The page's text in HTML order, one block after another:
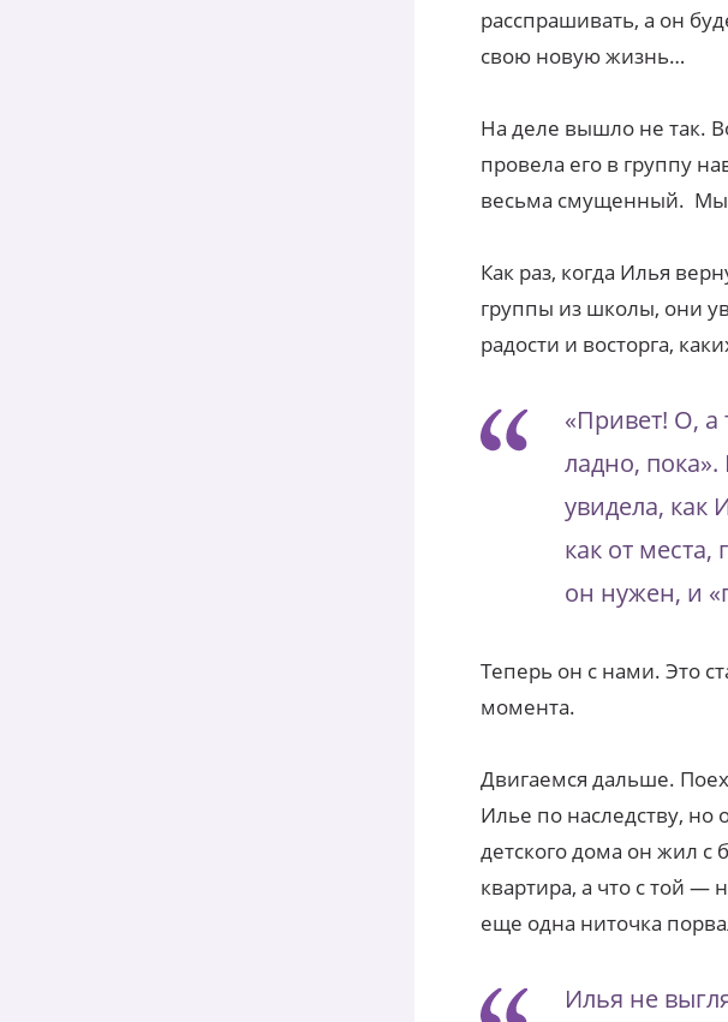
расспрашивать, а он
свою новую жизнь…
На деле вышло не так.
провела его в группу
весьма смущенный. Мы
Как раз, когда Илья
группы из школы, они
радости и восторга,
«Привет! О, а
ладно,
увидела, как
как от места,
он нужен, и
Теперь он с нами. Это
момента.
Двигаемся дальше.
Илье по наследству, но
детского дома он жил с
квартира, а что с той —
еще одна ниточка
Илья не